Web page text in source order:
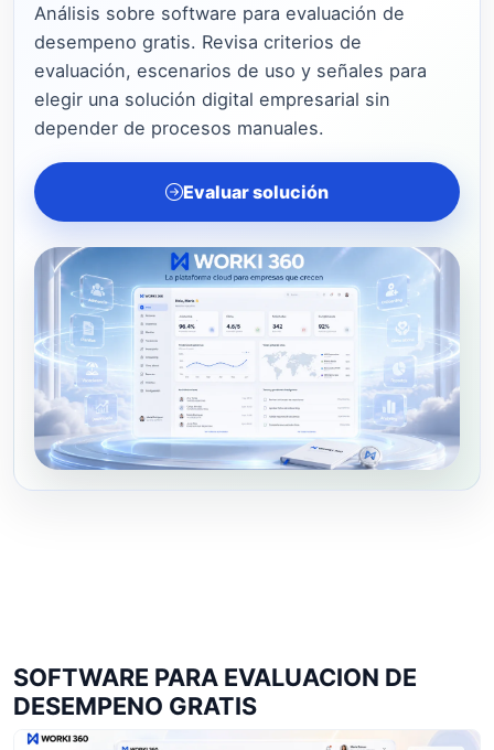
Análisis sobre software para evaluación de
desempeno gratis. Revisa criterios de
evaluación, escenarios de uso y señales para
elegir una solución digital empresarial sin
depender de procesos manuales.
Evaluar solución
SOFTWARE PARA EVALUACION DE
DESEMPENO GRATIS